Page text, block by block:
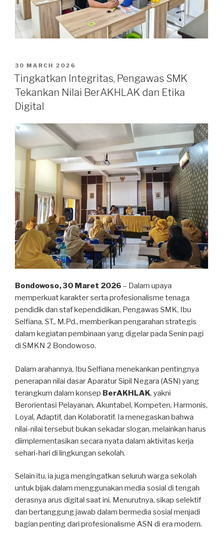
30 MARCH 2026
Tingkatkan Integritas, Pengawas SMK
Tekankan Nilai BerAKHLAK dan Etika
Digital
Bondowoso, 30 Maret 2026 – Dalam upaya
memperkuat karakter serta profesionalisme tenaga
pendidik dan staf kependidikan, Pengawas SMK, Ibu
Selfiana, ST., M.Pd., memberikan pengarahan strategis
dalam kegiatan pembinaan yang digelar pada Senin pagi
di SMKN 2 Bondowoso.
Dalam arahannya, Ibu Selfiana menekankan pentingnya
penerapan nilai dasar Aparatur Sipil Negara (ASN) yang
terangkum dalam konsep BerAKHLAK, yakni
Berorientasi Pelayanan, Akuntabel, Kompeten, Harmonis,
Loyal, Adaptif, dan Kolaboratif. Ia menegaskan bahwa
nilai-nilai tersebut bukan sekadar slogan, melainkan harus
diimplementasikan secara nyata dalam aktivitas kerja
sehari-hari di lingkungan sekolah.
Selain itu, ia juga mengingatkan seluruh warga sekolah
untuk bijak dalam menggunakan media sosial di tengah
derasnya arus digital saat ini. Menurutnya, sikap selektif
dan bertanggung jawab dalam bermedia sosial menjadi
bagian penting dari profesionalisme ASN di era modern.